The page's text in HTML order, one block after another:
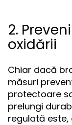
2.
oxidării
Chiar dacă
măsuri
protectoare
prelungi
regulată este,